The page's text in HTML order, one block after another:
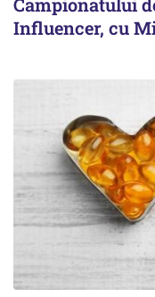
Campionatului
Influencer, cu